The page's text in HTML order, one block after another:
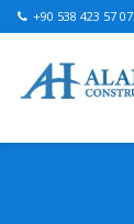
+90 538 423 57 07